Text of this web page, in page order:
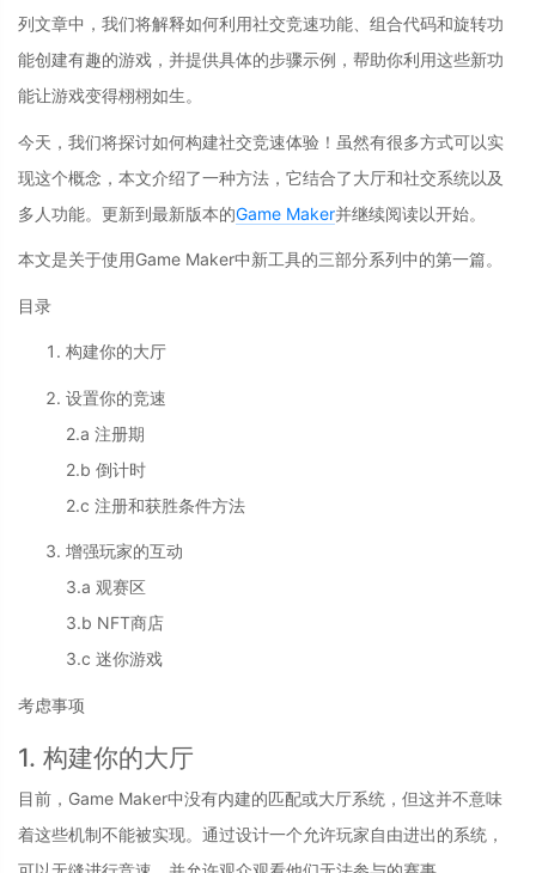
列文章中，我们将解释如何利用社交竞速功能、组合代码和旋转功
能创建有趣的游戏，并提供具体的步骤示例，帮助你利用这些新功
能让游戏变得栩栩如生。
今天，我们将探讨如何构建社交竞速体验！虽然有很多方式可以实
现这个概念，本文介绍了一种方法，它结合了大厅和社交系统以及
多人功能。更新到最新版本的Game Maker并继续阅读以开始。
本文是关于使用Game Maker中新工具的三部分系列中的第一篇。
目录
构建你的大厅
设置你的竞速
2.a 注册期
2.b 倒计时
2.c 注册和获胜条件方法
增强玩家的互动
3.a 观赛区
3.b NFT商店
3.c 迷你游戏
考虑事项
1. 构建你的大厅
目前，Game Maker中没有内建的匹配或大厅系统，但这并不意味
着这些机制不能被实现。通过设计一个允许玩家自由进出的系统，